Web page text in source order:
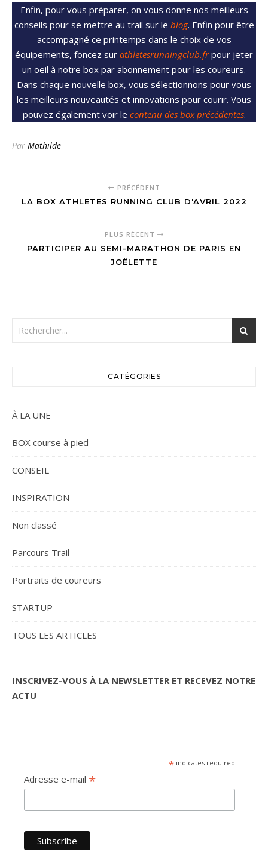
Enfin, pour vous préparer, on vous donne nos meilleurs
conseils pour se mettre au trail sur le blog. Enfin pour être
accompagné ce printemps dans le choix de vos
équipements, foncez sur athletesrunningclub.frpour jeter
un oeil à notre box par abonnement pour les coureurs.
Dans chaque nouvelle box, vous sélectionnons pour vous
les meilleurs nouveautés et innovations pour courir. Vous
pouvez également voir le contenu des box précédentes.
Par Mathilde
PRÉCÉDENT
LA BOX ATHLETES RUNNING CLUB D'AVRIL 2022
PLUS RÉCENT
PARTICIPER AU SEMI-MARATHON DE PARIS EN
JOËLETTE
CATÉGORIES
À LA UNE
BOX course à pied
CONSEIL
INSPIRATION
Non classé
Parcours Trail
Portraits de coureurs
STARTUP
TOUS LES ARTICLES
INSCRIVEZ-VOUS À LA NEWSLETTER ET RECEVEZ NOTRE
ACTU
* indicates required
Adresse e-mail *